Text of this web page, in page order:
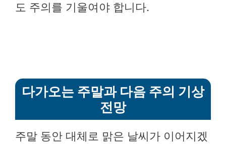
도 주의를 기울여야 합니다.
다가오는 주말과 다음 주의 기상
전망
주말 동안 대체로 맑은 날씨가 이어지겠